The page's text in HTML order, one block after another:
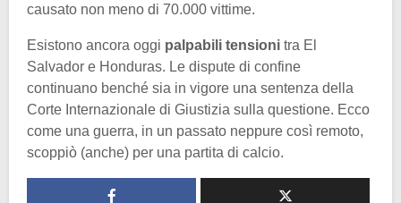
causato non meno di 70.000 vittime.
Esistono ancora oggi palpabili tensioni tra El
Salvador e Honduras. Le dispute di confine
continuano benché sia in vigore una sentenza della
Corte Internazionale di Giustizia sulla questione. Ecco
come una guerra, in un passato neppure così remoto,
scoppiò (anche) per una partita di calcio.